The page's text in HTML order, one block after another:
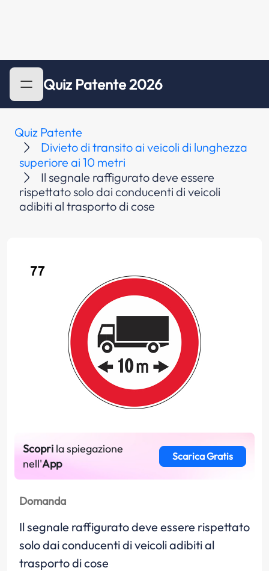
Quiz Patente 2026
Quiz Patente
Divieto di transito ai veicoli di lunghezza
superiore ai 10 metri
Il segnale raffigurato deve essere
rispettato solo dai conducenti di veicoli
adibiti al trasporto di cose
Scopri la spiegazione
nell'App
Scarica Gratis
Domanda
Il segnale raffigurato deve essere rispettato
solo dai conducenti di veicoli adibiti al
trasporto di cose